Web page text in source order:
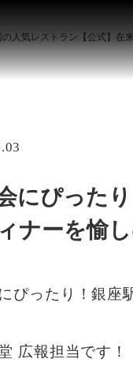
人気レストラン【公式】在
にぴった
ナーを愉
ぴったり！銀座
広報担当です！